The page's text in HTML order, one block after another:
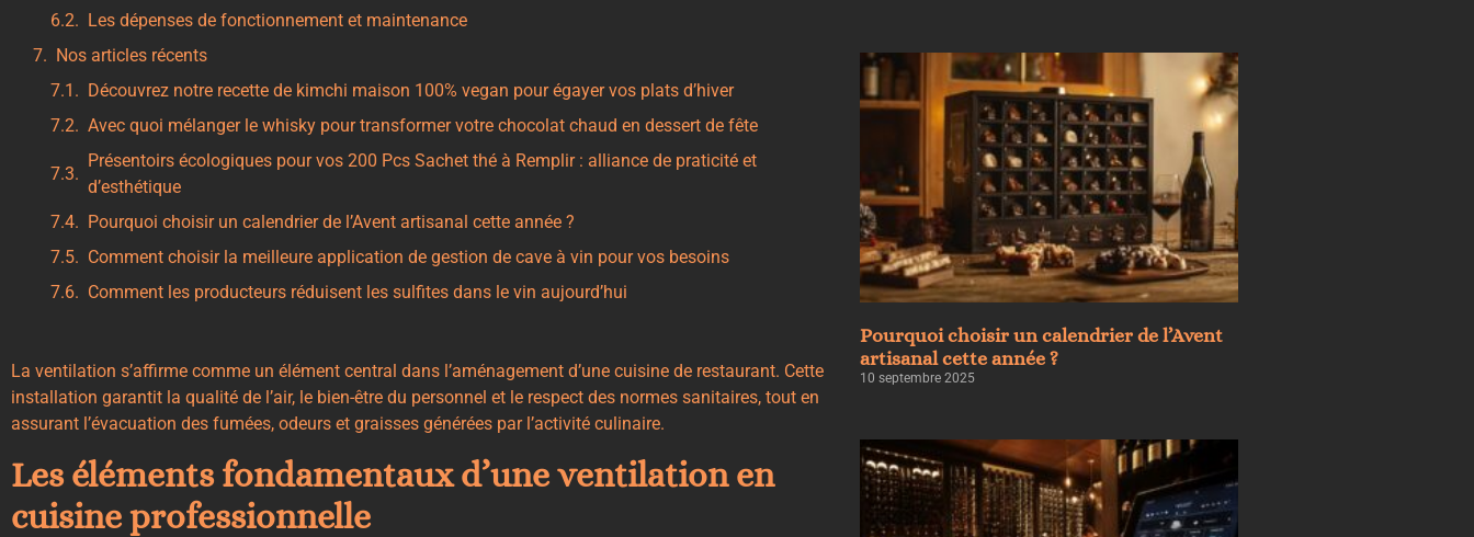
Les dépenses de fonctionnement et maintenance
Nos articles récents
Découvrez notre recette de kimchi maison 100% vegan pour égayer vos plats d’hiver
Avec quoi mélanger le whisky pour transformer votre chocolat chaud en dessert de fête
Présentoirs écologiques pour vos 200 Pcs Sachet thé à Remplir : alliance de praticité et
d’esthétique
Pourquoi choisir un calendrier de l’Avent artisanal cette année ?
Comment choisir la meilleure application de gestion de cave à vin pour vos besoins
Comment les producteurs réduisent les sulfites dans le vin aujourd’hui
La ventilation s’affirme comme un élément central dans l’aménagement d’une cuisine de restaurant. Cette
installation garantit la qualité de l’air, le bien-être du personnel et le respect des normes sanitaires, tout en
assurant l’évacuation des fumées, odeurs et graisses générées par l’activité culinaire.
Les éléments fondamentaux d’une ventilation en
cuisine professionnelle
Pourquoi choisir un calendrier de l’Avent
artisanal cette année ?
10 septembre 2025